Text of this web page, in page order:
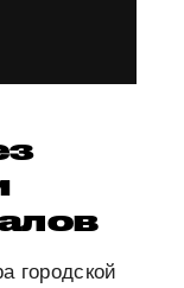
городской